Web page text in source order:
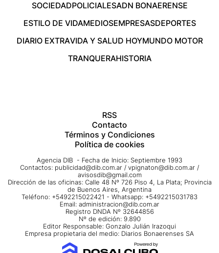
SOCIEDADPOLICIALESADN BONAERENSE
ESTILO DE VIDAMEDIOSEMPRESASDEPORTES
DIARIO EXTRAVIDA Y SALUD HOYMUNDO MOTOR
TRANQUERAHISTORIA
RSS
Contacto
Términos y Condiciones
Política de cookies
Agencia DIB - Fecha de Inicio: Septiembre 1993
Contactos: publicidad@dib.com.ar / vpignaton@dib.com.ar /
avisosdib@gmail.com
Dirección de las oficinas: Calle 48 Nº 726 Piso 4, La Plata; Provincia
de Buenos Aires, Argentina
Teléfono: +5492215022421 - Whatsapp: +5492215031783
Email: administracion@dib.com.ar
Registro DNDA Nº 32644856
Nº de edición: 9.890
Editor Responsable: Gonzalo Julián Irazoqui
Empresa propietaria del medio: Diarios Bonaerenses SA